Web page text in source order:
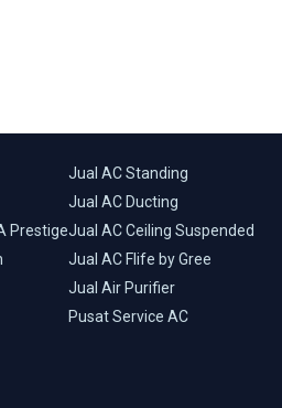
Prestige
Jual AC Standing
Jual AC Ducting
Jual AC Ceiling Suspended
Jual AC Flife by Gree
Jual Air Purifier
Pusat Service AC